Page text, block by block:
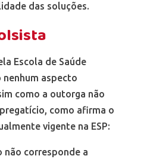
das soluções.
Escola de Saúde
nenhum aspecto
como a outorga não
como afirma o
vigente na ESP:
não corresponde a